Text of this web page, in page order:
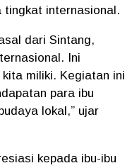
tingkat internasional.
dari Sintang,
Ini
miliki. Kegiatan ini
para ibu
lokal,” ujar
kepada ibu-ibu